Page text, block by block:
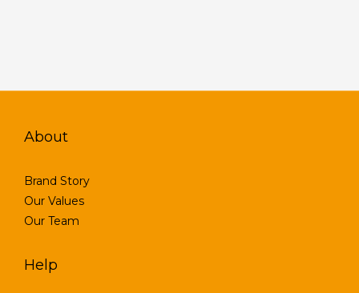
About
Brand Story
Our Values
Our Team
Help